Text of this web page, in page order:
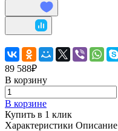
89 588₽
В корзину
В корзине
Купить в 1 клик
Характеристики Описание